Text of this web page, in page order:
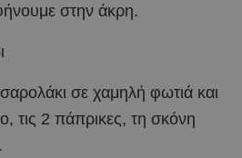
στην άκρη.
σε χαμηλή φωτιά και
τις 2 πάπρικες, τη σκόνη